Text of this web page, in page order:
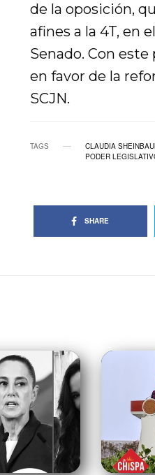
de la oposición,
afines a la 4T, en
Senado. Con
en favor de la
SCJN.
TAGS CLAUDIA
PODER
SHARE